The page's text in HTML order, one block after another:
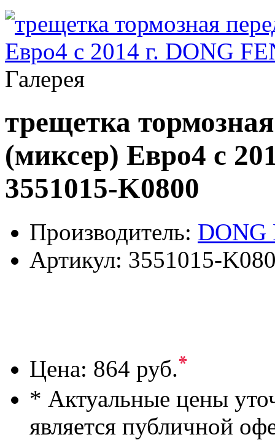
Галерея
трещетка
(миксер) Евро4 с
3551015-K0800
Производитель: DONG
Артикул: 3551015-
Цена: 864 руб.*
* Актуальные цены
является публичной